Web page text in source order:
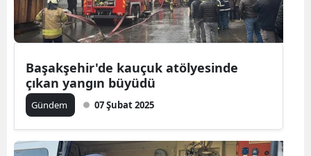
Başakşehir'de kauçuk atölyesinde
çıkan yangın büyüdü
Gündem 07 Şubat 2025